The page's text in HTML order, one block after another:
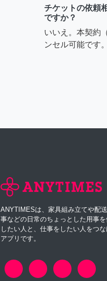
チケットの依頼
ですか？
いいえ。本契約
ンセル可能です。
ANYTIMESは、家具組み立てや配
事などの日常のちょっとした用事
したい人と、仕事をしたい人をつな
アプリです。